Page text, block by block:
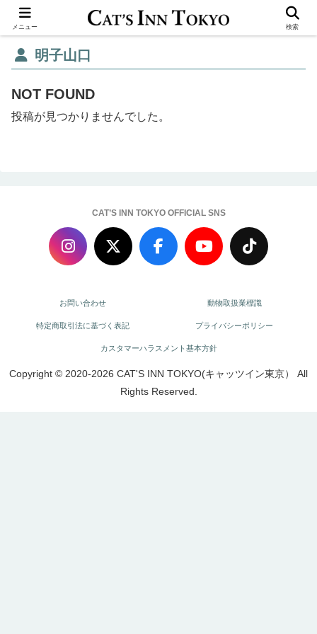
明子山口
NOT FOUND
投稿が見つかりませんでした。
CAT’S INN TOKYO OFFICIAL SNS
お問い合わせ 動物取扱業標識
特定商取引法に基づく表記 プライバシーポリシー
カスタマーハラスメント基本方針
Copyright © 2020-2026 CAT'S INN TOKYO(キャッツイン東京） All
Rights Reserved.
メニュー 検索